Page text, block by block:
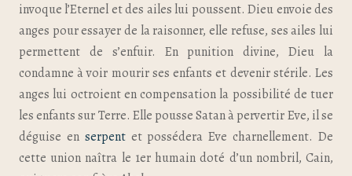
invoque l’Eternel et des ailes lui poussent. Dieu envoie des
anges pour essayer de la raisonner, elle refuse, ses ailes lui
permettent de s’enfuir. En punition divine, Dieu la
condamne à voir mourir ses enfants et devenir stérile. Les
anges lui octroient en compensation la possibilité de tuer
les enfants sur Terre. Elle pousse Satan à pervertir Eve, il se
déguise en serpent et possédera Eve charnellement. De
cette union naîtra le 1er humain doté d’un nombril, Cain,